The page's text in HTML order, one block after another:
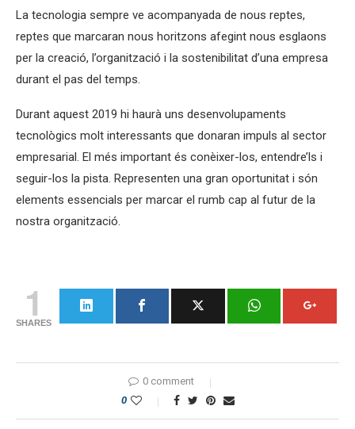
La tecnologia sempre ve acompanyada de nous reptes,
reptes que marcaran nous horitzons afegint nous esglaons
per la creació, l’organització i la sostenibilitat d’una empresa
durant el pas del temps.
Durant aquest 2019 hi haurà uns desenvolupaments
tecnològics molt interessants que donaran impuls al sector
empresarial. El més important és conèixer-los, entendre’ls i
seguir-los la pista. Representen una gran oportunitat i són
elements essencials per marcar el rumb cap al futur de la
nostra organització.
1
SHARES
0 comment
0